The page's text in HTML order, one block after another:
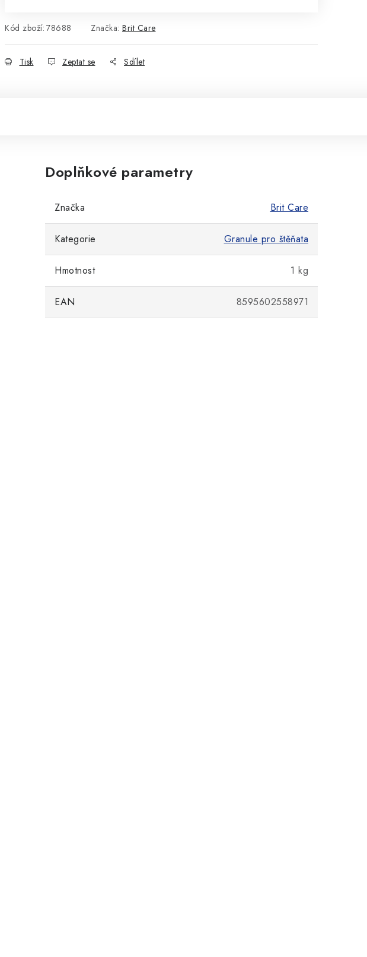
Kód zboží: 78688 Značka: Brit Care
Tisk Zeptat se Sdílet
Doplňkové parametry
Značka Brit Care
Kategorie Granule pro štěňata
Hmotnost 1 kg
EAN 8595602558971